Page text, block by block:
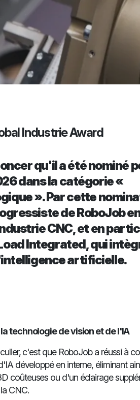
Industrie Award
qu'il a été nominé
dans la catégorie «
». Par cette
de RoboJob
CNC, et en
Integrated, qui
artificielle.
technologie de vision et de l'IA
c'est que RoboJob a réussi à
développé en interne, éliminant
coûteuses ou d'un éclairage
CNC.